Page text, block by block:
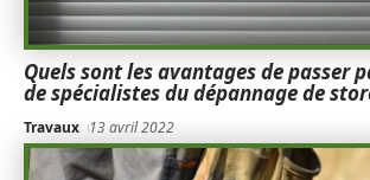
Quels sont les avantages de passer
de spécialistes du dépannage de
Travaux 13 avril 2022